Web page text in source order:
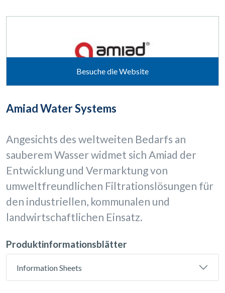
Besuche die Website
Amiad Water Systems
Angesichts des weltweiten Bedarfs an
sauberem Wasser widmet sich Amiad der
Entwicklung und Vermarktung von
umweltfreundlichen Filtrationslösungen für
den industriellen, kommunalen und
landwirtschaftlichen Einsatz.
Produktinformationsblätter
Information Sheets